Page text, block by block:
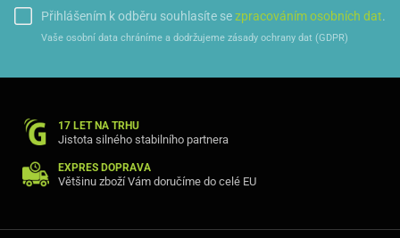
Přihlášením k odběru souhlasíte sezpracováním osobních dat.
Vaše osobní data chráníme a dodržujeme zásady ochrany dat (GDPR)
17 LET NA TRHU
Jistota silného stabilního partnera
EXPRES DOPRAVA
Většinu zboží Vám doručíme do celé EU